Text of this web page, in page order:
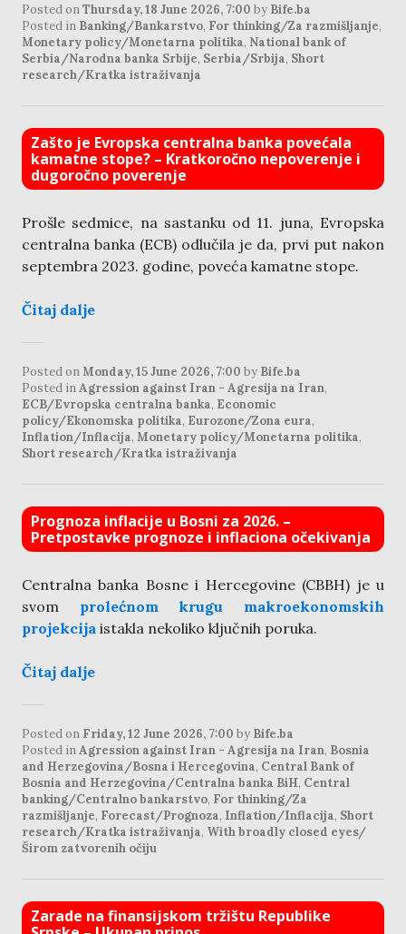
Posted onThursday, 18 June 2026, 7:00 by Bife.ba
Posted in Banking/Bankarstvo, For thinking/Za razmišljanje,
Monetary policy/Monetarna politika, National bank of
Serbia/Narodna banka Srbije, Serbia/Srbija, Short
research/Kratka istraživanja
Zašto je Evropska centralna banka povećala
kamatne stope? – Kratkoročno nepoverenje i
dugoročno poverenje
Prošle sedmice, na sastanku od 11. juna, Evropska
centralna banka (ECB) odlučila je da, prvi put nakon
septembra 2023. godine, poveća kamatne stope.
Čitaj dalje
Posted on Monday, 15 June 2026, 7:00 by Bife.ba
Posted inAgression against Iran - Agresija na Iran,
ECB/Evropska centralna banka, Economic
policy/Ekonomska politika, Eurozone/Zona eura,
Inflation/Inflacija, Monetary policy/Monetarna politika,
Short research/Kratka istraživanja
Prognoza inflacije u Bosni za 2026. –
Pretpostavke prognoze i inflaciona očekivanja
Centralna banka Bosne i Hercegovine (CBBH) je u
svom prolećnom krugu makroekonomskih
projekcija istakla nekoliko ključnih poruka.
Čitaj dalje
Posted on Friday, 12 June 2026, 7:00 by Bife.ba
Posted inAgression against Iran - Agresija na Iran, Bosnia
and Herzegovina/Bosna i Hercegovina, Central Bank of
Bosnia and Herzegovina/Centralna banka BiH, Central
banking/Centralno bankarstvo, For thinking/Za
razmišljanje, Forecast/Prognoza, Inflation/Inflacija, Short
research/Kratka istraživanja, With broadly closed eyes/
Širom zatvorenih očiju
Zarade na finansijskom tržištu Republike